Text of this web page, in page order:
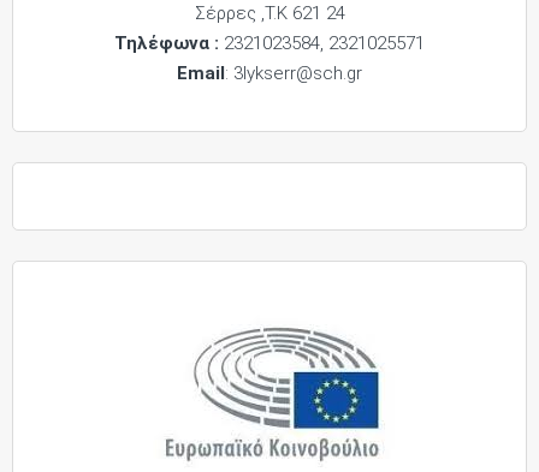
Σέρρες ,Τ.Κ 621 24
Τηλέφωνα : 2321023584, 2321025571
Email: 3lykserr@sch.gr